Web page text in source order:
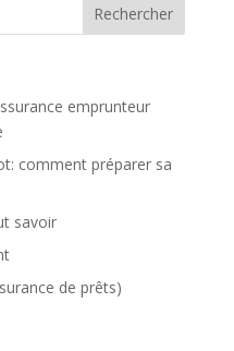
emprunteur
comment préparer sa
savoir
de prêts)